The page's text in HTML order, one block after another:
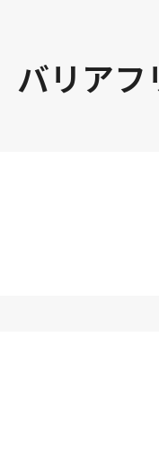
バリアフ